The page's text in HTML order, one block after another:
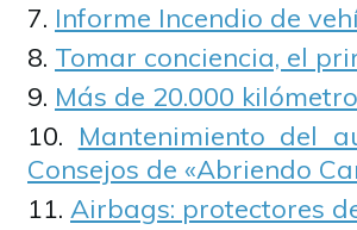
Informe Incendio de
Tomar conciencia, el
Más de 20.000
Mantenimiento del
Consejos de «Abriendo
Airbags: protectores